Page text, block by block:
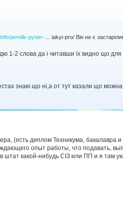
perelik-pytan- ... iakyi-pro/ Він не є
1-2 слова да і читавши їх видно що
знаю що ні,а от тут казали що можна
(есть диплом Техникума, бакалавра
опыт работы, что подавать,
какой-нибудь СІЗ или ПП и я там